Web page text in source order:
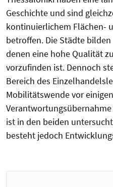
Geschichte und sind
kontinuierlichem Flächen-
betroffen. Die Städte
denen eine hohe Qualität
vorzufinden ist. Dennoch
Bereich des
Mobilitätswende vor
ist in den beiden
besteht jedoch